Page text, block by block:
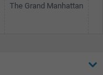
The Grand Manhattan